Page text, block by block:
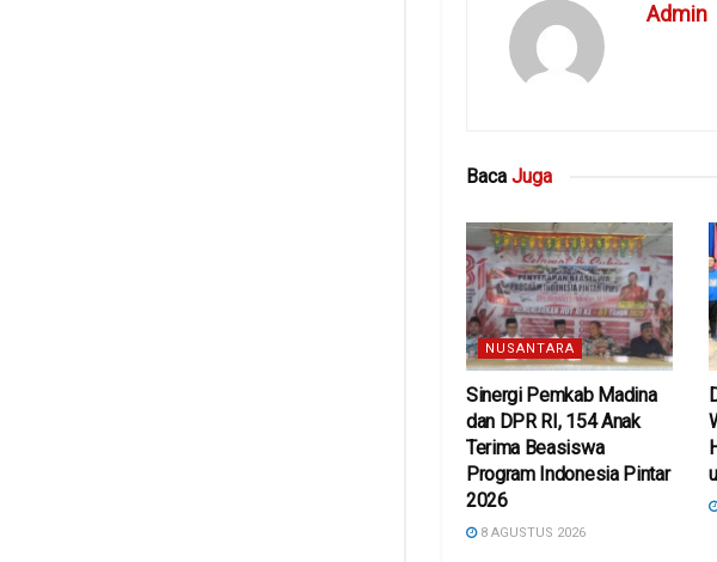
Admin
Baca Juga
NUSANTARA
Sinergi Pemkab Madina
dan DPR RI, 154 Anak
Terima Beasiswa
Program Indonesia Pintar
2026
8 AGUSTUS 2026